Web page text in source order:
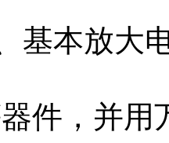
本放大电
件，并